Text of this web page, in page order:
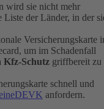
wird sie nicht mehr
Liste der Länder, in der
Versicherungskarte
um im Schadenfall
Kfz-Schutz griffbereit zu
schnell und
anfordern.